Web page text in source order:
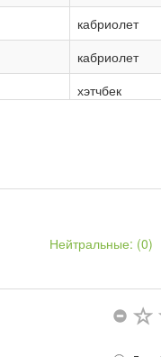
кабриолет
кабриолет
хэтчбек
хэтчбек
Нейтральные: (0)